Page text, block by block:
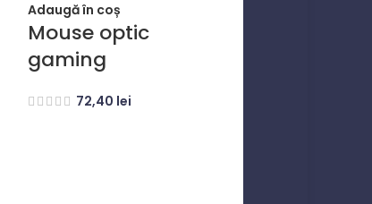
Adaugă în coș
Mouse optic
gaming
72,40 lei